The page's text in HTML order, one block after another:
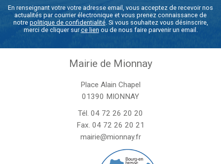
En renseignant votre votre adresse email, vous acceptez de recevoir nos
actualités par courrier électronique et vous prenez connaissance de
notre politique de confidentialité. Si vous souhaitez vous désinscrire,
merci de cliquer surce lien ou de nous faire parvenir un email.
Mairie de Mionnay
Place Alain Chapel
01390 MIONNAY
Tél. 04 72 26 20 20
Fax. 04 72 26 20 21
mairie@mionnay.fr